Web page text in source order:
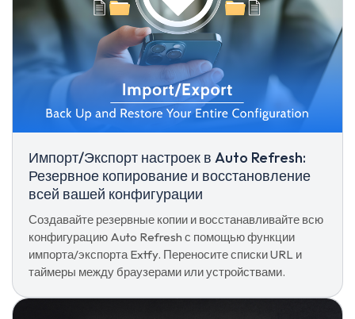
Импорт/Экспорт настроек в Auto Refresh:
Резервное копирование и восстановление
всей вашей конфигурации
Создавайте резервные копии и восстанавливайте всю
конфигурацию Auto Refresh с помощью функции
импорта/экспорта Extfy. Переносите списки URL и
таймеры между браузерами или устройствами.